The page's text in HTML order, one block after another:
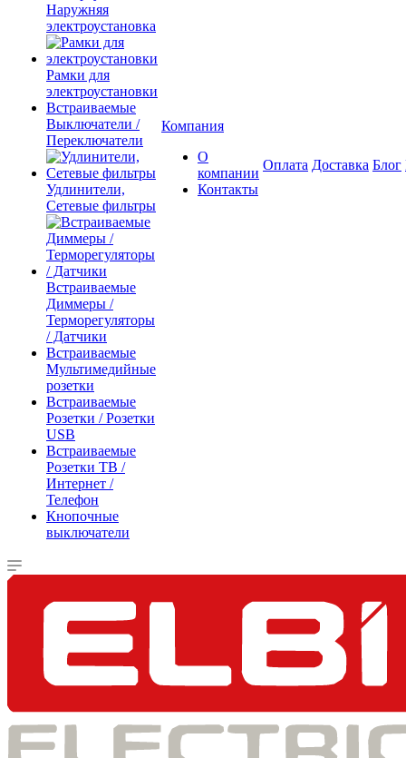
Наружняя
электроустановка
Рамки для
электроустановки
Встраиваемые
Выключатели /
Переключатели
Удлинители,
Сетевые фильтры
Встраиваемые
Диммеры /
Терморегуляторы
/ Датчики
Встраиваемые
Мультимедийные
розетки
Встраиваемые
Розетки / Розетки
USB
Встраиваемые
Розетки ТВ /
Интернет /
Телефон
Кнопочные
выключатели
Компания
О
компании
Контакты
Оплата Доставка Блог